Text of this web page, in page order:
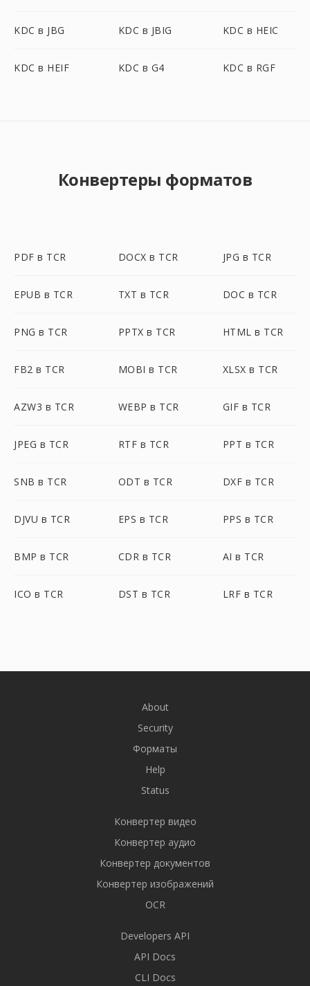
KDC в JBG KDC в JBIG KDC в HEIC
KDC в HEIF KDC в G4 KDC в RGF
Конвертеры форматов
PDF в TCR DOCX в TCR JPG в TCR
EPUB в TCR TXT в TCR DOC в TCR
PNG в TCR PPTX в TCR HTML в TCR
FB2 в TCR MOBI в TCR XLSX в TCR
AZW3 в TCR WEBP в TCR GIF в TCR
JPEG в TCR RTF в TCR PPT в TCR
SNB в TCR ODT в TCR DXF в TCR
DJVU в TCR EPS в TCR PPS в TCR
BMP в TCR CDR в TCR AI в TCR
ICO в TCR DST в TCR LRF в TCR
About
Security
Форматы
Help
Status
Конвертер видео
Конвертер аудио
Конвертер документов
Конвертер изображений
OCR
Developers API
API Docs
CLI Docs